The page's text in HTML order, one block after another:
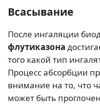
Всасывание
После ингаляции
флутиказона
того какой тип
Процесс абсорбции
внимание на то, что
может быть